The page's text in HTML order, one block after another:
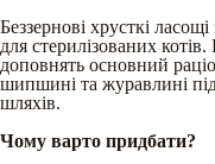
Беззернові хрусткі
для стерилізованих
доповнять основний
шипшині та журавлині
шляхів.
Чому варто придбати?